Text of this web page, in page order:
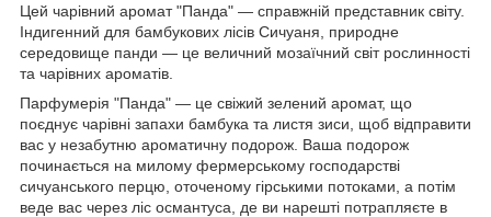
Цей чарівний аромат "Панда" — справжній представник світу.
Індигенний для бамбукових лісів Сичуаня, природне
середовище панди — це величний мозаїчний світ рослинності
та чарівних ароматів.
Парфумерія "Панда" — це свіжий зелений аромат, що
поєднує чарівні запахи бамбука та листя зиси, щоб відправити
вас у незабутню ароматичну подорож. Ваша подорож
починається на милому фермерському господарстві
сичуанського перцю, оточеному гірськими потоками, а потім
веде вас через ліс османтуса, де ви нарешті потрапляєте в